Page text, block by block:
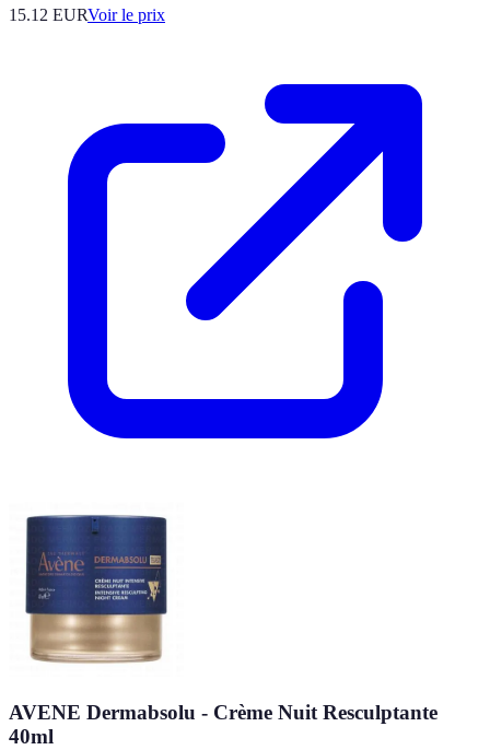
15.12 EURVoir le prix
AVENE Dermabsolu - Crème Nuit Resculptante
40ml